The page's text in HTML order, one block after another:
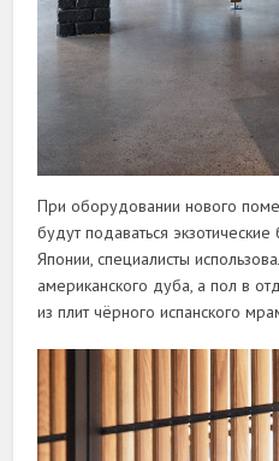
При оборудовании нового
будут подаваться
Японии, специалисты
американского дуба, а пол в
из плит чёрного испанского